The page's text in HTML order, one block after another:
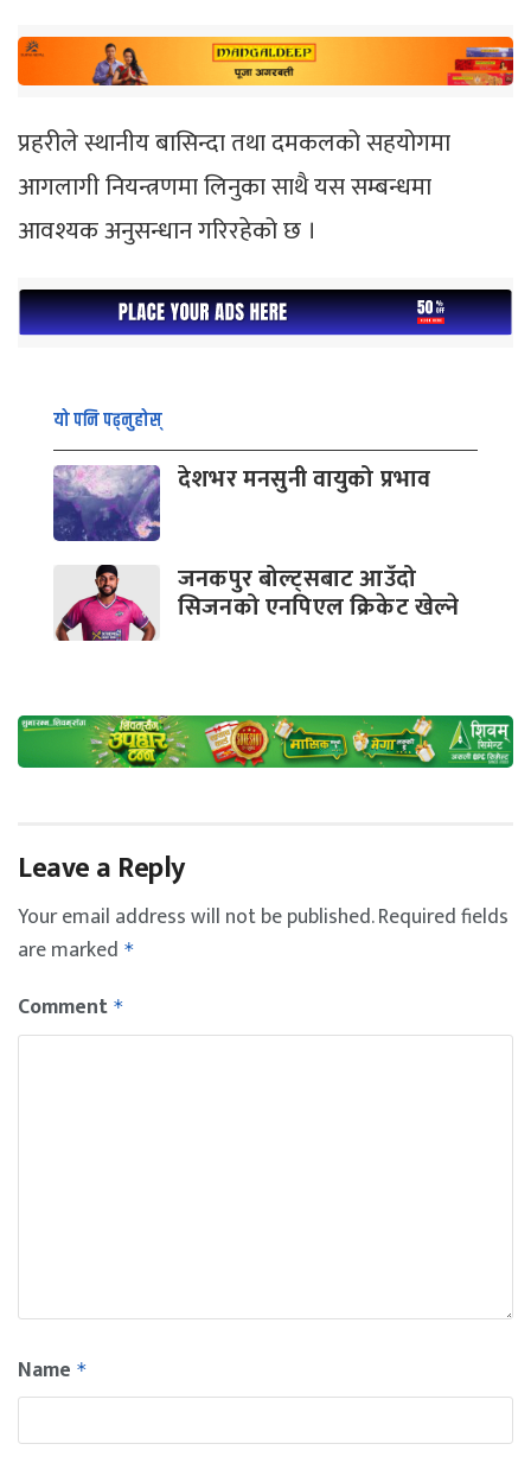
प्रहरीले स्थानीय बासिन्दा तथा दमकलको सहयोगमा
आगलागी नियन्त्रणमा लिनुका साथै यस सम्बन्धमा
आवश्यक अनुसन्धान गरिरहेको छ ।
यो पनि पढ्नुहोस्
देशभर मनसुनी वायुको प्रभाव
जनकपुर बोल्ट्सबाट आउँदो
सिजनको एनपिएल क्रिकेट खेल्ने
Leave a Reply
Your email address will not be published.Required fields
are marked *
Comment *
Name *